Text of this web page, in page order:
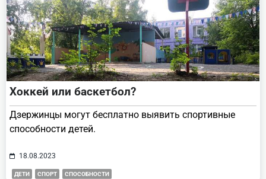
Хоккей или баскетбол?
Дзержинцы могут бесплатно выявить спортивные
способности детей.
18.08.2023
ДЕТИ СПОРТ СПОСОБНОСТИ